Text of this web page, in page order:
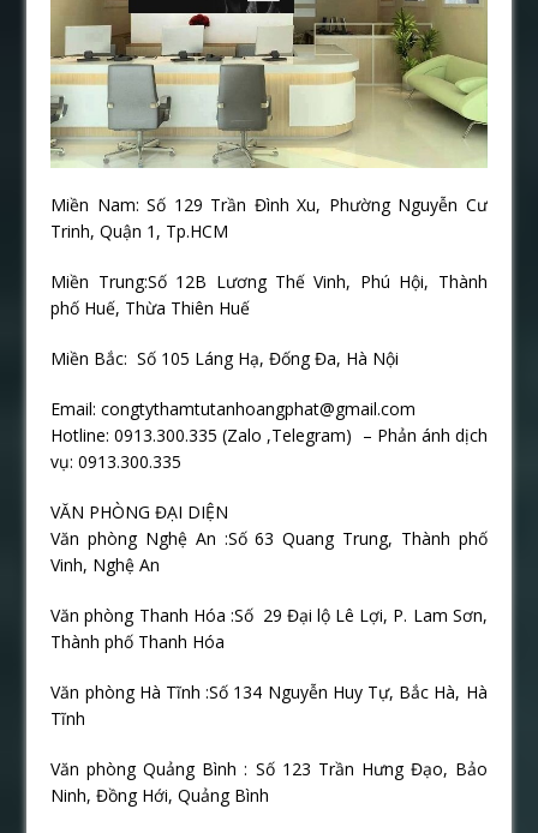
Miền Nam: Số 129 Trần Đình Xu, Phường Nguyễn Cư
Trinh, Quận 1, Tp.HCM
Miền Trung:Số 12B Lương Thế Vinh, Phú Hội, Thành
phố Huế, Thừa Thiên Huế
Miền Bắc: Số 105 Láng Hạ, Đống Đa, Hà Nội
Email: congtythamtutanhoangphat@gmail.com
Hotline: 0913.300.335 (Zalo ,Telegram) – Phản ánh dịch
vụ: 0913.300.335
VĂN PHÒNG ĐẠI DIỆN
Văn phòng Nghệ An :Số 63 Quang Trung, Thành phố
Vinh, Nghệ An
Văn phòng Thanh Hóa :Số 29 Đại lộ Lê Lợi, P. Lam Sơn,
Thành phố Thanh Hóa
Văn phòng Hà Tĩnh :Số 134 Nguyễn Huy Tự, Bắc Hà, Hà
Tĩnh
Văn phòng Quảng Bình : Số 123 Trần Hưng Đạo, Bảo
Ninh, Đồng Hới, Quảng Bình